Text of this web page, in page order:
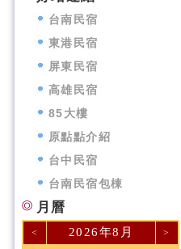
台南民宿
東港民宿
屏東民宿
高雄民宿
85大樓
原點點介紹
台中民宿
台南民宿包棟
月曆
< 2026年8月 >